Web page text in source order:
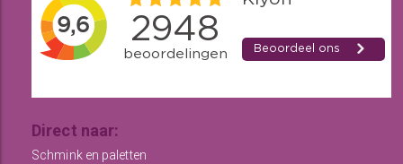
Direct naar:
Schmink en paletten